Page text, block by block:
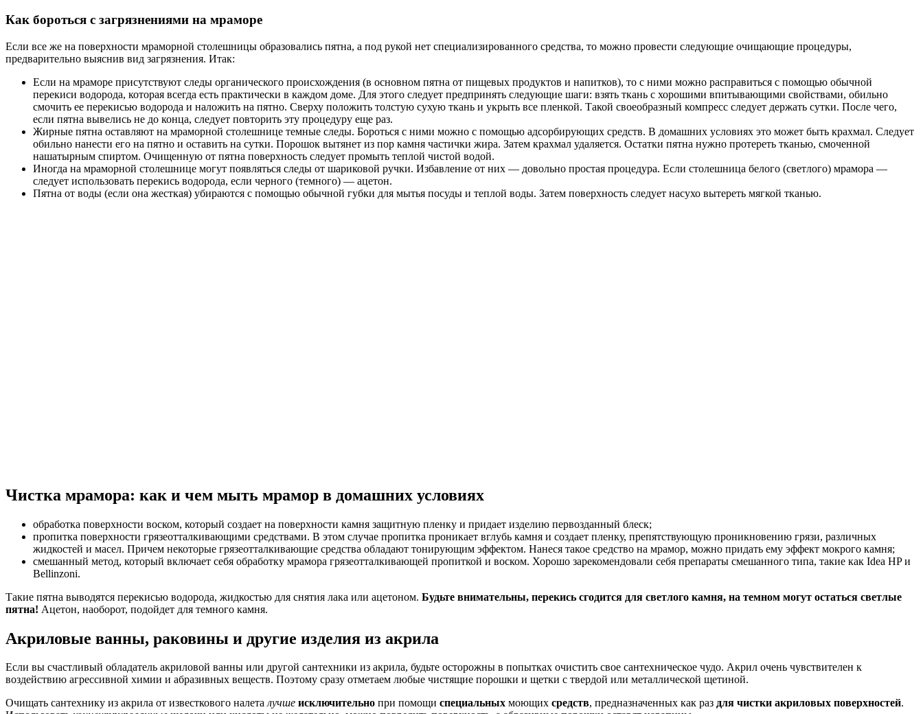
Как бороться с загрязнениями на мраморе
Если все же на поверхности мраморной столешницы образовались пятна, а под рукой нет специализированного средства, то можно провести следующие очищающие процедуры,
предварительно выяснив вид загрязнения. Итак:
Если на мраморе присутствуют следы органического происхождения (в основном пятна от пищевых продуктов и напитков), то с ними можно расправиться с помощью обычной
перекиси водорода, которая всегда есть практически в каждом доме. Для этого следует предпринять следующие шаги: взять ткань с хорошими впитывающими свойствами, обильно
смочить ее перекисью водорода и наложить на пятно. Сверху положить толстую сухую ткань и укрыть все пленкой. Такой своеобразный компресс следует держать сутки. После чего,
если пятна вывелись не до конца, следует повторить эту процедуру еще раз.
Жирные пятна оставляют на мраморной столешнице темные следы. Бороться с ними можно с помощью адсорбирующих средств. В домашних условиях это может быть крахмал. Следует
обильно нанести его на пятно и оставить на сутки. Порошок вытянет из пор камня частички жира. Затем крахмал удаляется. Остатки пятна нужно протереть тканью, смоченной
нашатырным спиртом. Очищенную от пятна поверхность следует промыть теплой чистой водой.
Иногда на мраморной столешнице могут появляться следы от шариковой ручки. Избавление от них — довольно простая процедура. Если столешница белого (светлого) мрамора —
следует использовать перекись водорода, если черного (темного) — ацетон.
Пятна от воды (если она жесткая) убираются с помощью обычной губки для мытья посуды и теплой воды. Затем поверхность следует насухо вытереть мягкой тканью.
Чистка мрамора: как и чем мыть мрамор в домашних условиях
обработка поверхности воском, который создает на поверхности камня защитную пленку и придает изделию первозданный блеск;
пропитка поверхности грязеотталкивающими средствами. В этом случае пропитка проникает вглубь камня и создает пленку, препятствующую проникновению грязи, различных
жидкостей и масел. Причем некоторые грязеотталкивающие средства обладают тонирующим эффектом. Нанеся такое средство на мрамор, можно придать ему эффект мокрого камня;
смешанный метод, который включает себя обработку мрамора грязеотталкивающей пропиткой и воском. Хорошо зарекомендовали себя препараты смешанного типа, такие как Idea HP и
Bellinzoni.
Такие пятна выводятся перекисью водорода, жидкостью для снятия лака или ацетоном. Будьте внимательны, перекись сгодится для светлого камня, на темном могут остаться светлые
пятна! Ацетон, наоборот, подойдет для темного камня.
Акриловые ванны, раковины и другие изделия из акрила
Если вы счастливый обладатель акриловой ванны или другой сантехники из акрила, будьте осторожны в попытках очистить свое сантехническое чудо. Акрил очень чувствителен к
воздействию агрессивной химии и абразивных веществ. Поэтому сразу отметаем любые чистящие порошки и щетки с твердой или металлической щетиной.
Очищать сантехнику из акрила от известкового налеталучше исключительно при помощи специальных моющих средств, предназначенных как раз для чистки акриловых поверхностей.